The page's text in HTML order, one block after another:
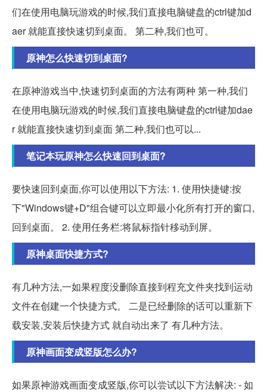
们在使用电脑玩游戏的时候,我们直接电脑键盘的ctrl键加d
aer 就能直接快速切到桌面。 第二种,我们也可。
原神怎么快速切到桌面?
在原神游戏当中,快速切到桌面的方法有两种 第一种,我们
在使用电脑玩游戏的时候,我们直接电脑键盘的ctrl键加dae
r 就能直接快速切到桌面 第二种,我们也可以...
笔记本玩原神怎么快速回到桌面?
要快速回到桌面,你可以使用以下方法: 1. 使用快捷键:按
下"Windows键+D"组合键可以立即最小化所有打开的窗口,
回到桌面。 2. 使用任务栏:将鼠标指针移动到屏。
原神桌面快捷方式?
有几种方法,一如果程度没删除直接到程充文件夹找到运动
文件在创建一个快捷方式。 二是已经删除的话可以重新下
载安装,安装后快捷方式 就自动出来了 有几种方法。
原神画面变成竖版怎么办?
如果原神游戏画面变成竖版,你可以尝试以下方法解决: - 如